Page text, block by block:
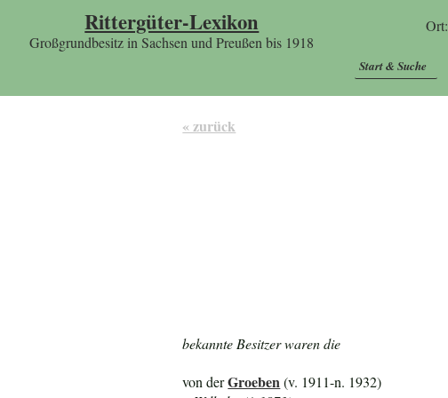
Rittergüter-Lexikon
Großgrundbesitz in Sachsen und Preußen bis 1918
Ort:
Start & Suche
« zurück
bekannte Besitzer waren die
von derGroeben (v. 1911-n. 1932)